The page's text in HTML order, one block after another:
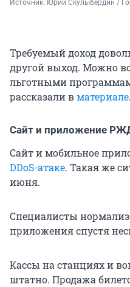
Источник: Юрий Скулыбердин /
Требуемый доход
другой выход. Можно
льготными
рассказали вматериале.
Сайт и приложение
Сайт и мобильное
DDoS-атаке. Такая же
июня.
Специалисты
приложения спустя
Кассы на станциях и
штатно. Продажа